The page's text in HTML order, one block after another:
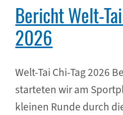
Bericht Welt-
2026
Welt-Tai Chi-Tag 2026
starteten wir am
kleinen Runde durch